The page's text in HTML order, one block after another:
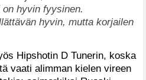
hyvin fyysinen.
hyvin, mutta korjailen
Hipshotin D Tunerin, koska
vaati alimman kielen vireen